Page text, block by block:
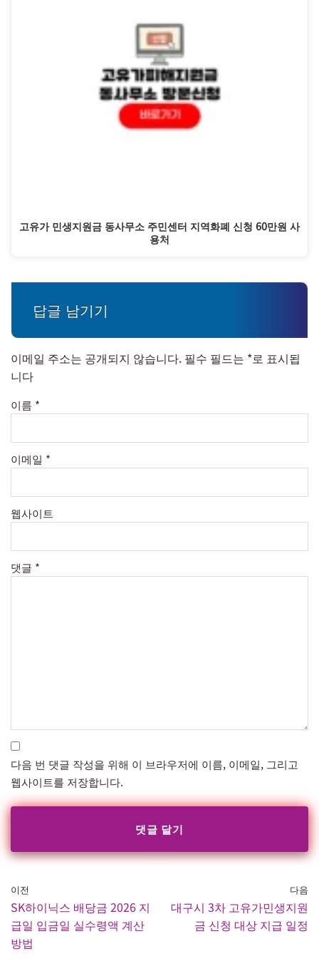
고유가 민생지원금 동사무소 주민센터 지역화폐 신청 60만원 사
용처
답글 남기기
이메일 주소는 공개되지 않습니다. 필수 필드는 *로 표시됩
니다
이름 *
이메일 *
웹사이트
댓글 *
다음 번 댓글 작성을 위해 이 브라우저에 이름, 이메일, 그리고
웹사이트를 저장합니다.
이전
SK하이닉스 배당금 2026 지
급일 입금일 실수령액 계산
방법
다음
대구시 3차 고유가민생지원
금 신청 대상 지급 일정